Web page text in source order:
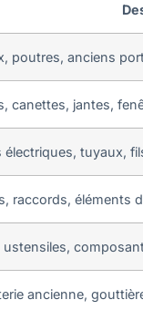
poutres, anciens
canettes, jantes,
électriques, tuyaux,
raccords, éléments
ustensiles,
ancienne,